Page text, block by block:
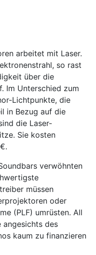
arbeitet mit Laser.
so rast
über die
Im Unterschied zum
Lichtpunkte, die
in Bezug auf die
die Laser-
Sie kosten
verwöhnten
müssen
oder
(PLF) umrüsten. All
des
kaum zu finanzieren